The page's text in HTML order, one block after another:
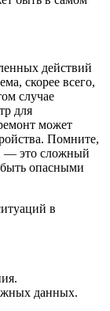
действий
скорее всего,
случае
для
может
Помните,
— это сложный
быть опасными
в
данных.